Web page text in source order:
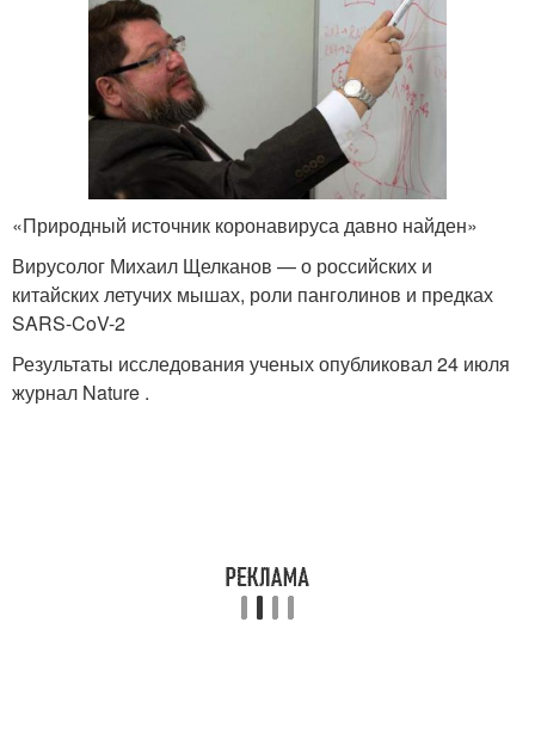
«Природный источник коронавируса давно найден»
Вирусолог Михаил Щелканов — о российских и
китайских летучих мышах, роли панголинов и предках
SARS-CoV-2
Результаты исследования ученых опубликовал 24 июля
журнал Nature .